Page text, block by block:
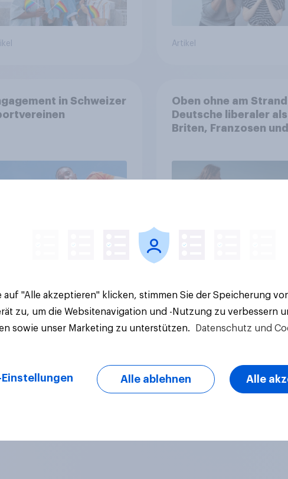
Artikel
in Schweizer
Oben ohne am
Deutsche liberaler als
Briten, Franzosen und
auf "Alle akzeptieren" klicken, stimmen Sie der Speicherung
zu, um die Websitenavigation und -Nutzung zu verbessern
sowie unser Marketing zu unterstützen.
Datenschutz und
Alle ablehnen Alle